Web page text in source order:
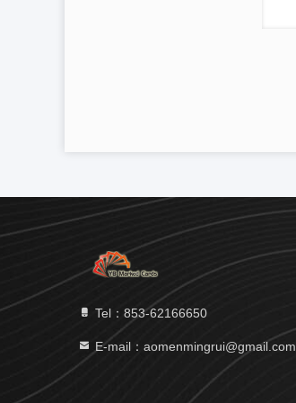
Tel：853-62166650‬
E-mail：aomenmingrui@gmail.com